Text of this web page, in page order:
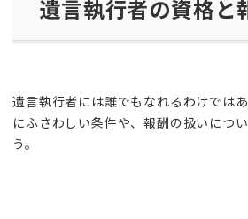
遺言執行者の資格と
遺言執行者には誰でもなれるわけでは
にふさわしい条件や、報酬の扱いにつ
う。